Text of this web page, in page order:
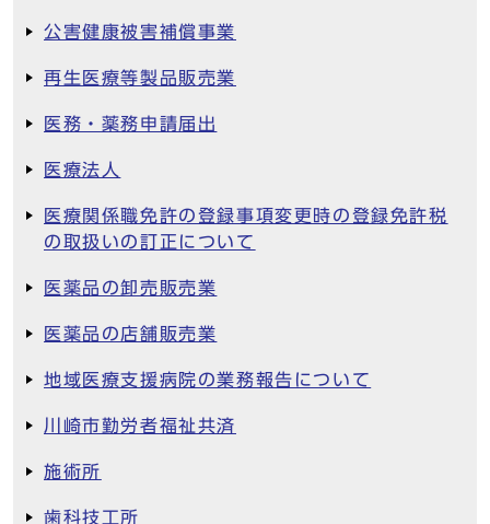
公害健康被害補償事業
再生医療等製品販売業
医務・薬務申請届出
医療法人
医療関係職免許の登録事項変更時の登録免許税
の取扱いの訂正について
医薬品の卸売販売業
医薬品の店舗販売業
地域医療支援病院の業務報告について
川崎市勤労者福祉共済
施術所
歯科技工所